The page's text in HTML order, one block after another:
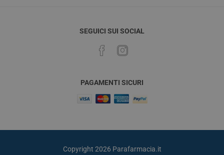
SEGUICI SUI SOCIAL
PAGAMENTI SICURI
Copyright 2026 Parafarmacia.it